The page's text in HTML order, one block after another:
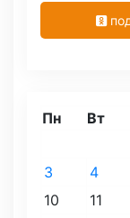
Пн Вт
3
4
10
11